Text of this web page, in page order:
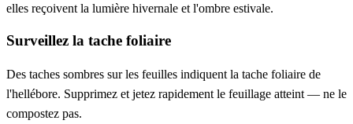
elles reçoivent la lumière hivernale et l'ombre estivale.
Surveillez la tache foliaire
Des taches sombres sur les feuilles indiquent la tache foliaire de
l'hellébore. Supprimez et jetez rapidement le feuillage atteint — ne le
compostez pas.